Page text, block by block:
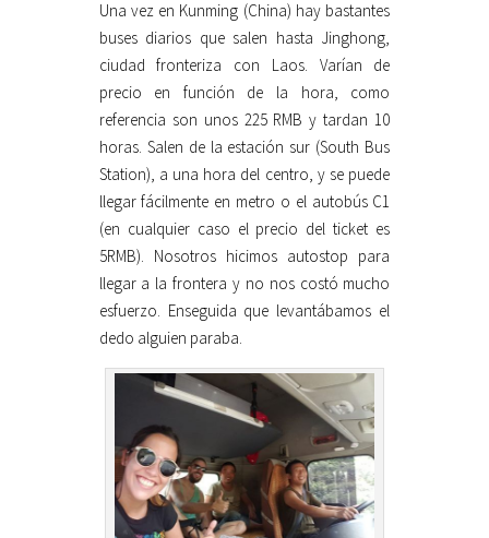
Una vez en Kunming (China) hay bastantes
buses diarios que salen hasta Jinghong,
ciudad fronteriza con Laos. Varían de
precio en función de la hora, como
referencia son unos 225 RMB y tardan 10
horas. Salen de la estación sur (South Bus
Station), a una hora del centro, y se puede
llegar fácilmente en metro o el autobús C1
(en cualquier caso el precio del ticket es
5RMB). Nosotros hicimos autostop para
llegar a la frontera y no nos costó mucho
esfuerzo. Enseguida que levantábamos el
dedo alguien paraba.